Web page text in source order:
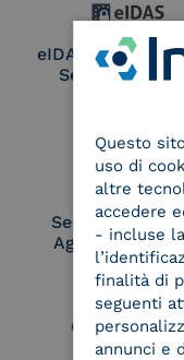
eIDAS Qualified
Service
Service
Aggregatore
Conservatore
qualificato
Questo
uso di
altre
accedere
- incluse
finalità di
seguenti
annunci e